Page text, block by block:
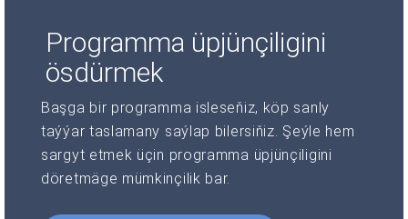
Programma üpjünçiligini
ösdürmek
Başga bir programma isleseňiz, köp sanly
taýýar taslamany saýlap bilersiňiz. Şeýle hem
sargyt etmek üçin programma üpjünçiligini
döretmäge mümkinçilik bar.